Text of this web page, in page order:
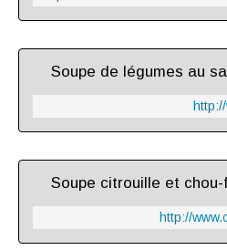
Soupe de légumes au
Soupe citrouille et
http://